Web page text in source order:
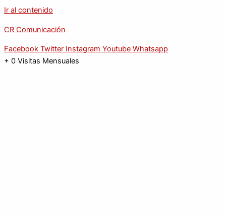
Ir al contenido
CR Comunicación
Facebook Twitter Instagram Youtube Whatsapp
+ 0 Visitas Mensuales